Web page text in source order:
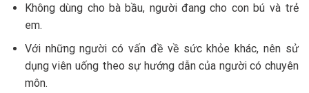
Không dùng cho bà bầu, người đang cho con bú và trẻ
em.
Với những người có vấn đề về sức khỏe khác, nên sử
dụng viên uống theo sự hướng dẫn của người có chuyên
môn.